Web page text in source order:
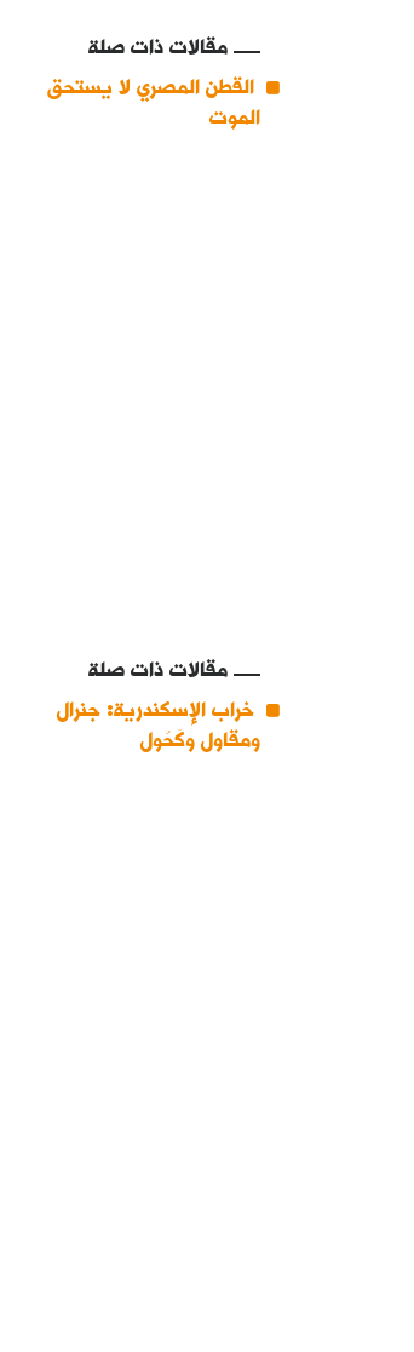
مقالات ذات صلة
القطن المصري لا يستحق
الموت
مقالات ذات صلة
خراب الإسكندرية: جنرال
ومقاول وكَحُول